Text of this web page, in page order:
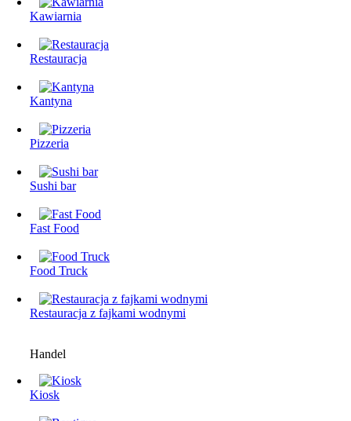
Kawiarnia
Restauracja
Kantyna
Pizzeria
Sushi bar
Fast Food
Food Truck
Restauracjа z fajkami wodnymi
Handel
Kiosk